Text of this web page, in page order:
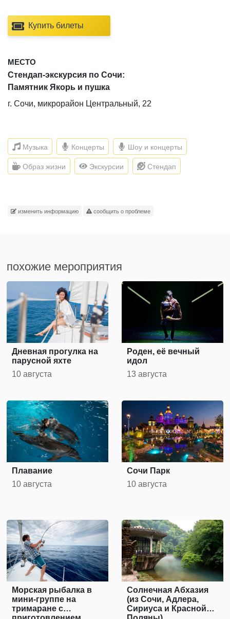
Купить билеты
МЕСТО
Стендап-экскурсия по Сочи:
Памятник Якорь и пушка
г. Сочи, микрорайон Центральный, 22
Музыка Концерты Шоу и концерты
Образ жизни Экскурсии Стендап
изменить информацию сообщить о проблеме
похожие мероприятия
Дневная прогулка на
парусной яхте
10 августа
Роден, её вечный
идол
13 августа
Плавание
10 августа
Сочи Парк
10 августа
Морская рыбалка в
мини-группе на
тримаране с
Солнечная Абхазия
(из Сочи, Адлера,
Сириуса и Красной